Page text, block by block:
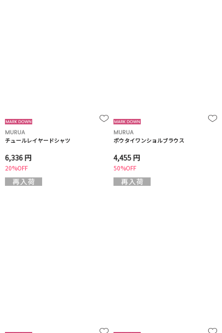
MURUA
チュールレイヤードシャツ
6,336 円
20%OFF
MURUA
ボウタイワンショルブラウス
4,455 円
50%OFF